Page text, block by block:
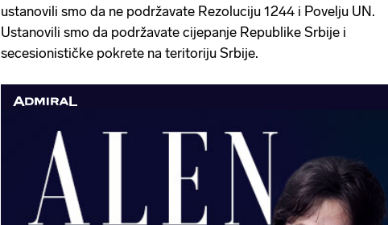
ustanovili smo da ne podržavate Rezoluciju 1244 i Povelju UN.
Ustanovili smo da podržavate cijepanje Republike Srbije i
secesionističke pokrete na teritoriju Srbije.